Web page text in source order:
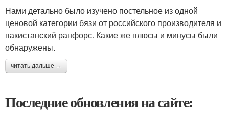
Нами детально было изучено постельное из одной
ценовой категории бязи от российского производителя и
пакистанский ранфорс. Какие же плюсы и минусы были
обнаружены.
читать дальше →
Последние обновления на сайте: